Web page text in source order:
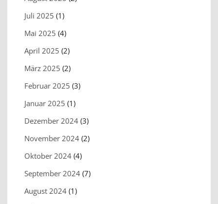
Juli 2025 (1)
Mai 2025 (4)
April 2025 (2)
März 2025 (2)
Februar 2025 (3)
Januar 2025 (1)
Dezember 2024 (3)
November 2024 (2)
Oktober 2024 (4)
September 2024 (7)
August 2024 (1)